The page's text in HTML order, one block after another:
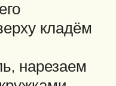
кладём
нарезаем